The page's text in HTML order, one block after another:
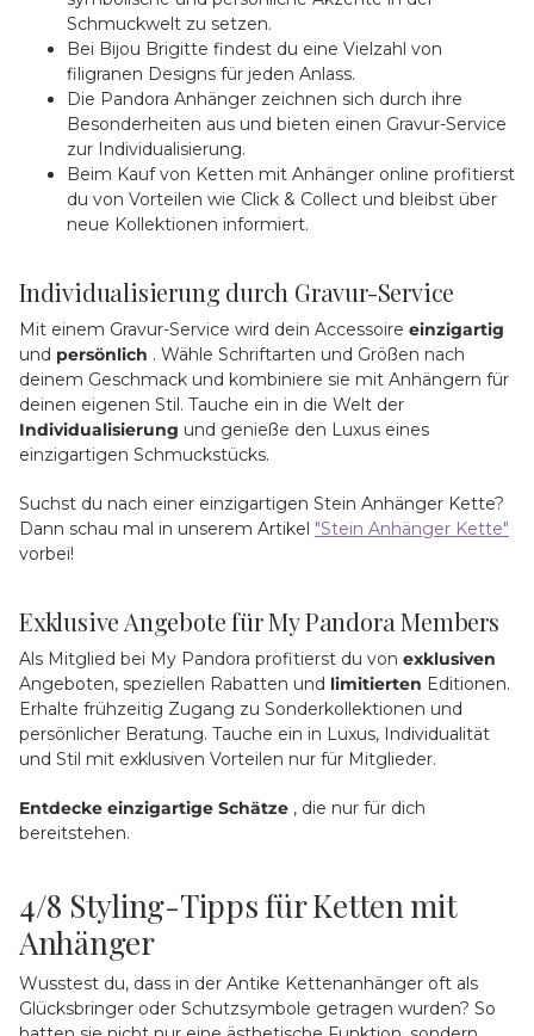
Schmuckwelt zu setzen.
Bei Bijou Brigitte findest du eine Vielzahl von
filigranen Designs für jeden Anlass.
Die Pandora Anhänger zeichnen sich durch ihre
Besonderheiten aus und bieten einen Gravur-Service
zur Individualisierung.
Beim Kauf von Ketten mit Anhänger online profitierst
du von Vorteilen wie Click & Collect und bleibst über
neue Kollektionen informiert.
Individualisierung durch Gravur-Service
Mit einem Gravur-Service wird dein Accessoire einzigartig
und persönlich . Wähle Schriftarten und Größen nach
deinem Geschmack und kombiniere sie mit Anhängern für
deinen eigenen Stil. Tauche ein in die Welt der
Individualisierung und genieße den Luxus eines
einzigartigen Schmuckstücks.
Suchst du nach einer einzigartigen Stein Anhänger Kette?
Dann schau mal in unserem Artikel "Stein Anhänger Kette"
vorbei!
Exklusive Angebote für My Pandora Members
Als Mitglied bei My Pandora profitierst du von exklusiven
Angeboten, speziellen Rabatten und limitierten Editionen.
Erhalte frühzeitig Zugang zu Sonderkollektionen und
persönlicher Beratung. Tauche ein in Luxus, Individualität
und Stil mit exklusiven Vorteilen nur für Mitglieder.
Entdecke einzigartige Schätze , die nur für dich
bereitstehen.
4/8 Styling-Tipps für Ketten mit
Anhänger
Wusstest du, dass in der Antike Kettenanhänger oft als
Glücksbringer oder Schutzsymbole getragen wurden? So